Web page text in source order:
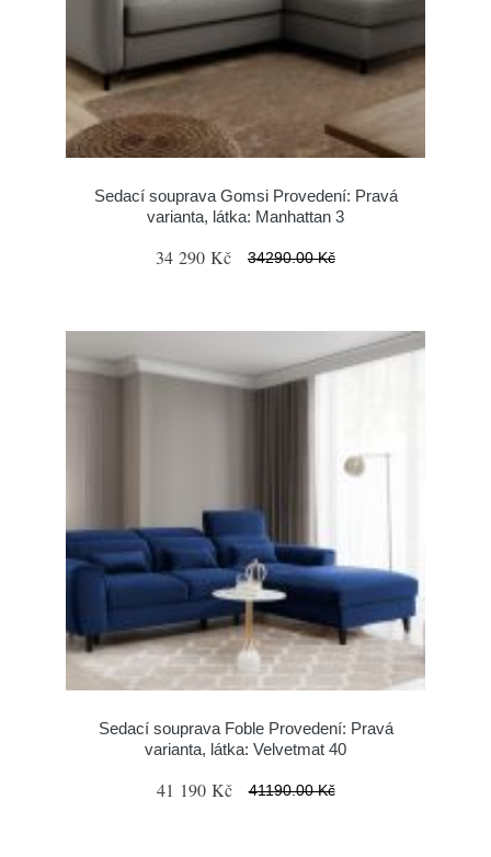
Sedací souprava Gomsi Provedení: Pravá
varianta, látka: Manhattan 3
34 290 Kč 34290.00 Kč
Sedací souprava Foble Provedení: Pravá
varianta, látka: Velvetmat 40
41 190 Kč 41190.00 Kč